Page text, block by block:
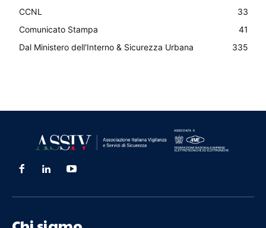
CCNL
33
Comunicato Stampa
41
Dal Ministero dell'Interno & Sicurezza Urbana
335